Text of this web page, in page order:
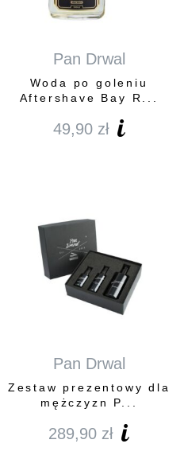
Pan Drwal
Woda po goleniu
Aftershave Bay R...
49,90 zł
Pan Drwal
Zestaw prezentowy dla
mężczyzn P...
289,90 zł